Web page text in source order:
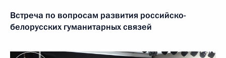
Встреча по вопросам развития российско-
белорусских гуманитарных связей